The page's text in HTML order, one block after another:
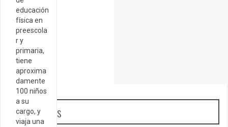
educación
física en
preescola
r y
primaria,
tiene
aproxima
damente
100 niños
a su
cargo, y
viaja una
Categorías